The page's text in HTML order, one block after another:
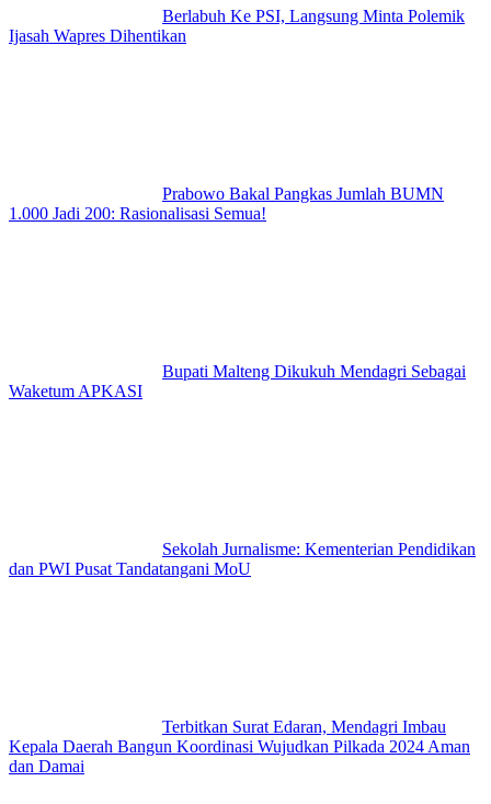
Berlabuh Ke PSI, Langsung Minta Polemik
Ijasah Wapres Dihentikan
Prabowo Bakal Pangkas Jumlah BUMN
1.000 Jadi 200: Rasionalisasi Semua!
Bupati Malteng Dikukuh Mendagri Sebagai
Waketum APKASI
Sekolah Jurnalisme: Kementerian Pendidikan
dan PWI Pusat Tandatangani MoU
Terbitkan Surat Edaran, Mendagri Imbau
Kepala Daerah Bangun Koordinasi Wujudkan Pilkada 2024 Aman
dan Damai